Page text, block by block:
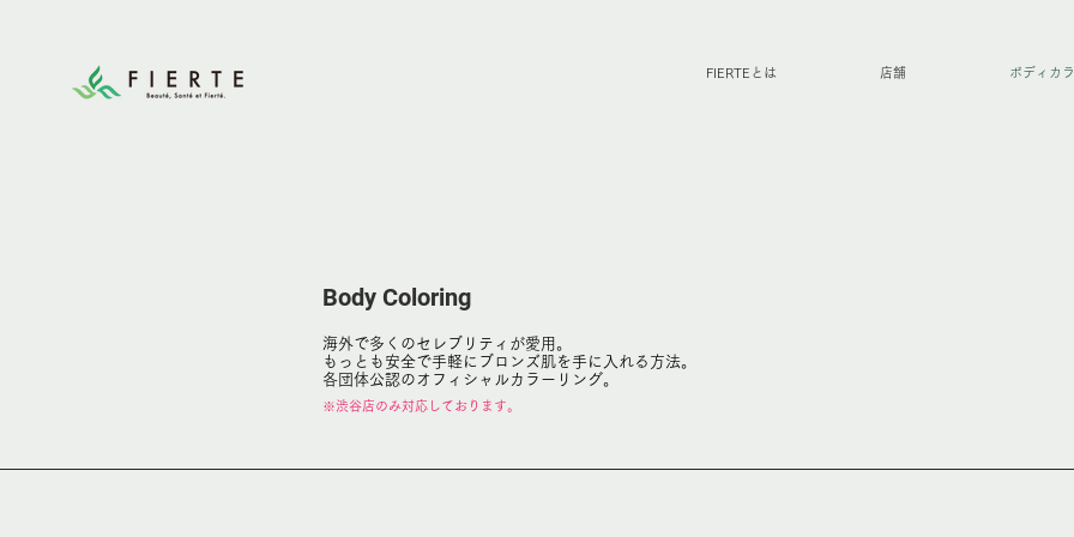
FIERTEとは 店舗 ボディカ
Body Coloring
海外で多くのセレブリティが愛用。
もっとも安全で手軽にブロンズ肌を手に入れる方法。
各団体公認のオフィシャルカラーリング。
※渋谷店のみ対応しております。